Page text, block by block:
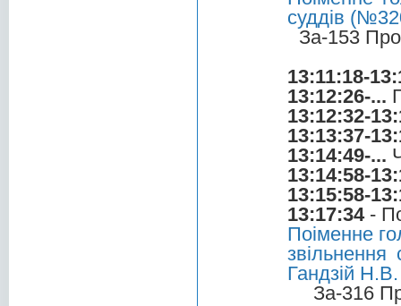
суддів
За-153
13:11:18-
13:12:26-...
13:12:32-
13:13:37-
13:14:49-...
13:14:58-
13:15:58-
13:17:34-
Поіменне
Гандзій Н.В.
За-316